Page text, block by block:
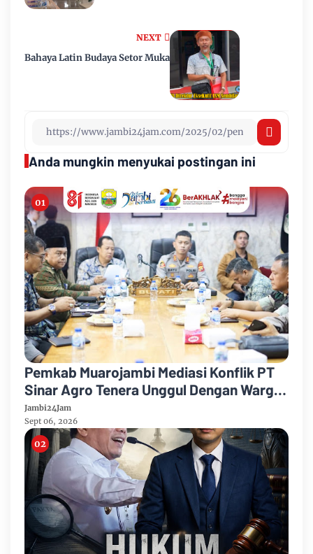
NEXT
Bahaya Latin Budaya Setor Muka
Anda mungkin menyukai postingan ini
Pemkab Muarojambi Mediasi Konflik PT
Sinar Agro Tenera Unggul Dengan Warga
Sipin Teluk Duren
Jambi24Jam
Sept 06, 2026